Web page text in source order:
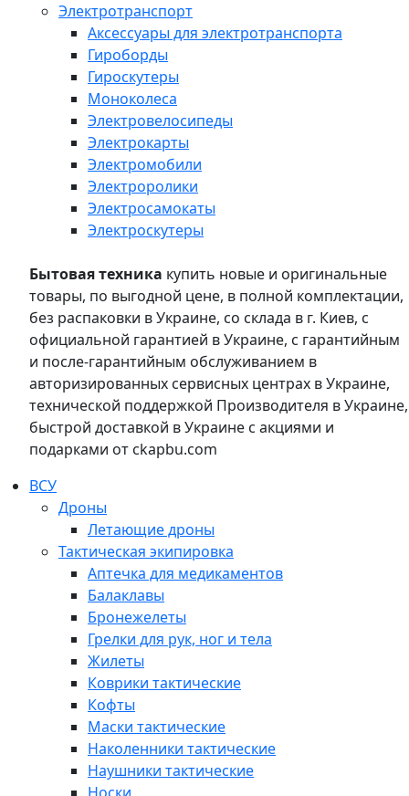
Электротранспорт
Аксессуары для электротранспорта
Гироборды
Гироскутеры
Моноколеса
Электровелосипеды
Электрокарты
Электромобили
Электроролики
Электросамокаты
Электроскутеры
Бытовая техника купить новые и оригинальные
товары, по выгодной цене, в полной комплектации,
без распаковки в Украине, со склада в г. Киев, с
официальной гарантией в Украине, с гарантийным
и после-гарантийным обслуживанием в
авторизированных сервисных центрах в Украине,
технической поддержкой Производителя в Украине,
быстрой доставкой в Украине с акциями и
подарками от ckapbu.com
ВСУ
Дроны
Летающие дроны
Тактическая экипировка
Аптечка для медикаментов
Балаклавы
Бронежелеты
Грелки для рук, ног и тела
Жилеты
Коврики тактические
Кофты
Маски тактические
Наколенники тактические
Наушники тактические